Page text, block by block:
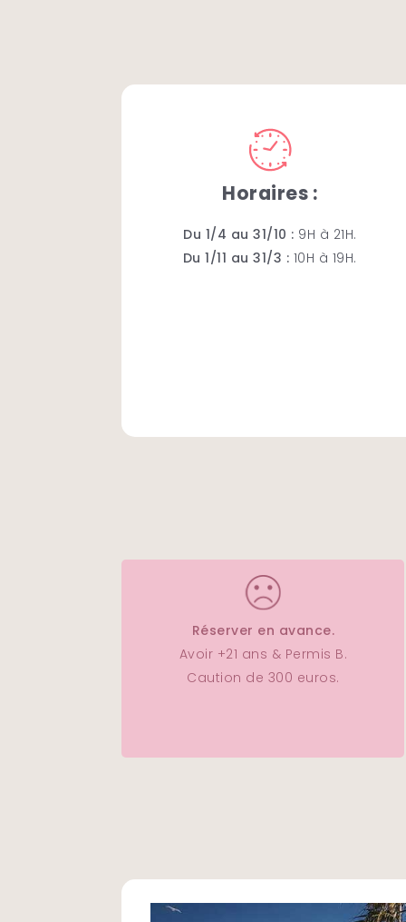
Avec ce circuit de trois heures,
parcours :
Las Ramblas – El Raval – Poble Sec –
Stade Olympique – Parc de
Horaires :
Du 1/4 au 31/10 : 9H à 21H.
Du 1/11 au 31/3 : 10H à 19H.
Réserver en avance.
Avoir +21 ans & Permis B.
Caution de 300 euros.